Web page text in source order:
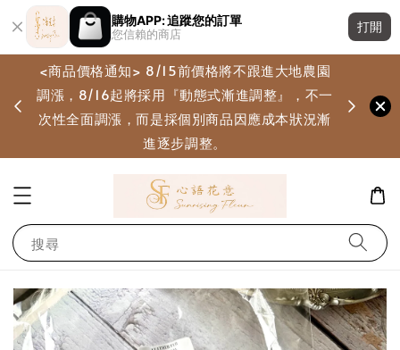
購物APP: 追蹤您的訂單
您信賴的商店
打開
<商品價格通知> 8/15前價格將不跟進大地農園
調漲，8/16起將採用『動態式漸進調整』，不一
次性全面調漲，而是採個別商品因應成本狀況漸
進逐步調整。
搜尋